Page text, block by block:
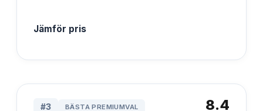
Jämför pris
#3 BÄSTA PREMIUMVAL 8.4